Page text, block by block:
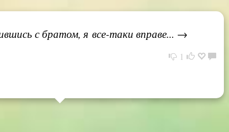
с братом, я все-таки вправе... →
1